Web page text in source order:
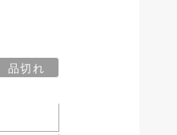
品切れ